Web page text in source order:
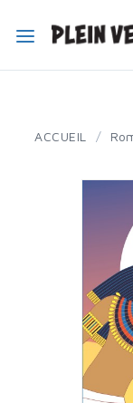
ACCUEIL /